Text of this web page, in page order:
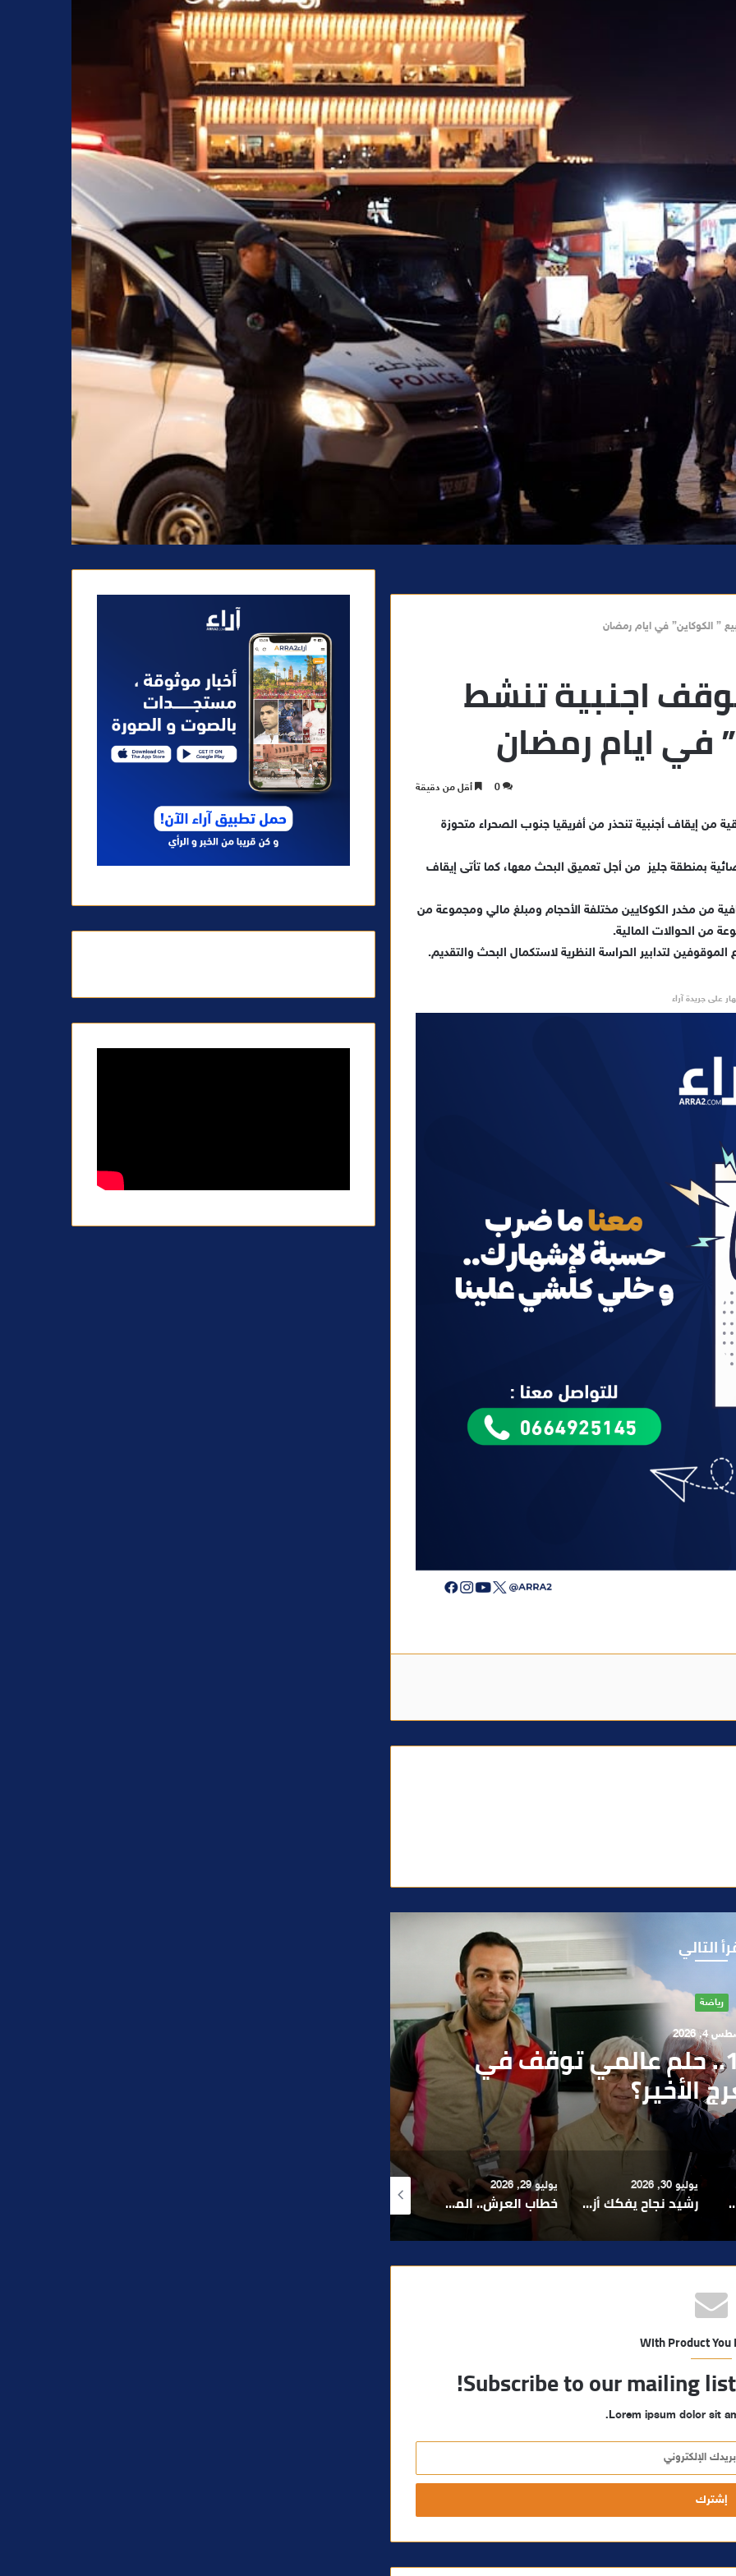
” الكوكاين” في ايام رمضان
اجنبية تنشط
في ايام رمضان
0 أقل من دقيقة
من إيقاف أجنبية تنحذر من أفريقيا جنوب الصحراء متحوزة
بمنطقة جليز من أجل تعميق البحث معها، كما تأتى إيقاف
مكنت من حجز 25 كبسولة إضافية من مخدر الكوكايين مختلفة الأحجام ومبلغ مالي ومجموعة من
من الحوالات المالية.
لتدابير الحراسة النظرية لاستكمال البحث والتقديم.
على جريدة آراء
التالي
آراء
1, 2026
صمت الحكومة وسباق
الأزمات خارج أولويات
السياسيين؟
رشيد نجاح يفكك أزمة الإدارة ويدعو إلى تبسيط المساطر و تعزيز مناخ الاستثمار ..
يوليو 29, 2026
خطاب العرش.. الملك محمد السادس يجدد التأكيد على أولوية خدمة المواطن ومواصلة الأوراش التنموية
أغسطس 4, 2026
بعد تداول فيديو يوثق العملية.. أمن مراكش يطيح بقاصر مشتبه في تورطه في سرقة مسلحة..
With Product You
Subscribe to our mailing
Lorem ipsum dolor sit